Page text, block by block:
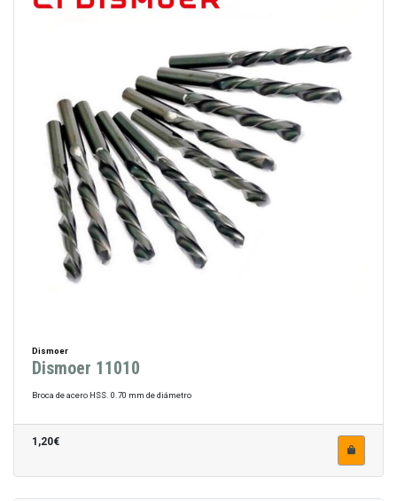
Dismoer
Dismoer 11010
Broca de acero HSS. 0.70 mm de diámetro
1,20€